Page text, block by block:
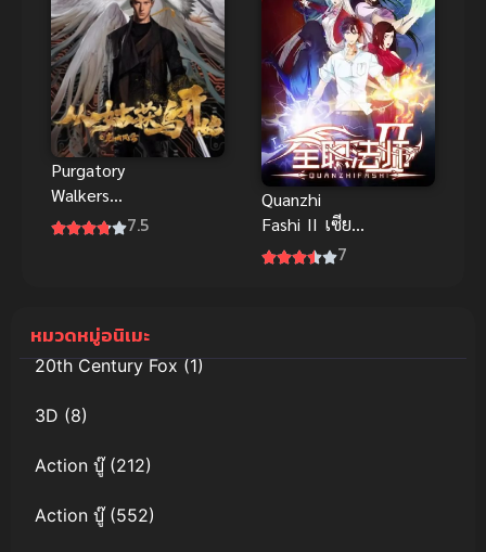
Purgatory
Walkers
Anime บันทึก
7.5
Quanzhi
Fashi II เซียน
จอมเวทย์เต็ม
7
หมวดหมู่อนิเมะ
20th Century Fox(1)
3D (8)
Action บู๊(212)
Action บู๊(552)